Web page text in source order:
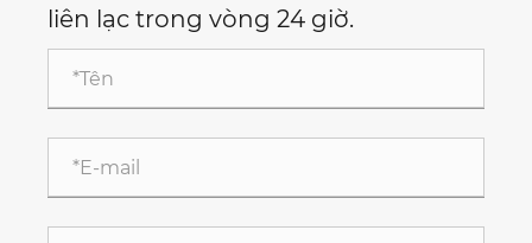
liên lạc trong vòng 24 giờ.